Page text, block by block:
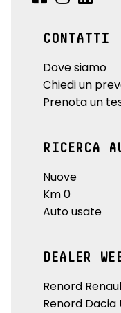
CONTATTI
Dove siamo
Chiedi un
Prenota un
RICERCA
Nuove
Km 0
Auto usate
DEALER
Renord
Renord Dacia